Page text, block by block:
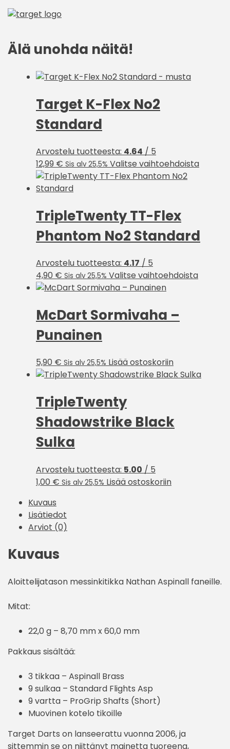
Älä unohda näitä!
Target K-Flex No2
Standard
Arvostelu tuotteesta: 4.64 / 5
12,99 € Sis alv 25,5% Valitse vaihtoehdoistaTällä
TripleTwenty TT-Flex
Phantom No2 Standard
Arvostelu tuotteesta: 4.17 / 5
4,90 € Sis alv 25,5% Valitse vaihtoehdoistaTällä
McDart Sormivaha –
Punainen
5,90 € Sis alv 25,5% Lisää ostoskoriin
TripleTwenty
Shadowstrike Black
Sulka
Arvostelu tuotteesta: 5.00 / 5
1,00 € Sis alv 25,5% Lisää ostoskoriin
Kuvaus
Lisätiedot
Arviot (0)
Kuvaus
Aloittelijatason messinkitikka Nathan Aspinall faneille.
Mitat:
22,0 g – 8,70 mm x 60,0 mm
Pakkaus sisältää:
3 tikkaa – Aspinall Brass
9 sulkaa – Standard Flights Asp
9 vartta – ProGrip Shafts (Short)
Muovinen kotelo tikoille
Target Darts on lanseerattu vuonna 2006, ja
sittemmin se on niittänyt mainetta tuoreena,